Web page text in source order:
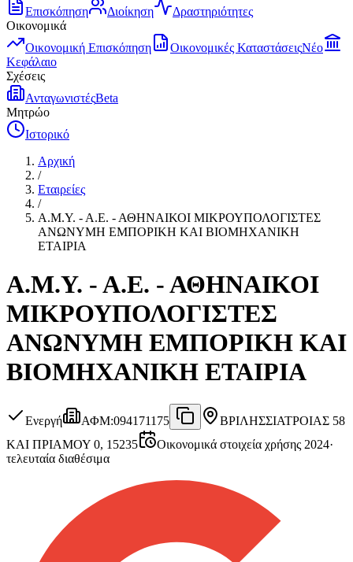
Επισκόπηση
Διοίκηση
Δραστηριότητες
Οικονομικά
Οικονομική Επισκόπηση
Οικονομικές ΚαταστάσειςΝέο
Κεφάλαιο
Σχέσεις
ΑνταγωνιστέςBeta
Μητρώο
Ιστορικό
Αρχική
/
Εταιρείες
/
Α.Μ.Υ. - Α.Ε. - ΑΘΗΝΑΙΚΟΙ ΜΙΚΡΟΥΠΟΛΟΓΙΣΤΕΣ
ΑΝΩΝΥΜΗ ΕΜΠΟΡΙΚΗ ΚAI ΒΙΟΜΗΧΑΝΙΚΗ
ΕΤΑΙΡΙΑ
Α.Μ.Υ. - Α.Ε. - ΑΘΗΝΑΙΚΟΙ
ΜΙΚΡΟΥΠΟΛΟΓΙΣΤΕΣ
ΑΝΩΝΥΜΗ ΕΜΠΟΡΙΚΗ ΚAI
ΒΙΟΜΗΧΑΝΙΚΗ ΕΤΑΙΡΙΑ
Ενεργή ΑΦΜ:094171175 ΒΡΙΛΗΣΣΙΑΤΡΟΙΑΣ 58
ΚΑΙ ΠΡΙΑΜΟΥ 0, 15235
Οικονομικά στοιχεία χρήσης 2024·
τελευταία διαθέσιμα